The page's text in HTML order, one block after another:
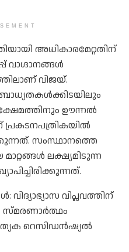
അധികാരമേറ്റതിന്
വാഗ്ദാനങ്ങൾ
വിജയ്.
ഊന്നൽ
സംസ്ഥാനത്തെ
ലക്ഷ്യമിടുന്ന
വിപ്ലവത്തിന്
സ്മരണാർത്ഥം
റെസിഡൻഷ്യൽ